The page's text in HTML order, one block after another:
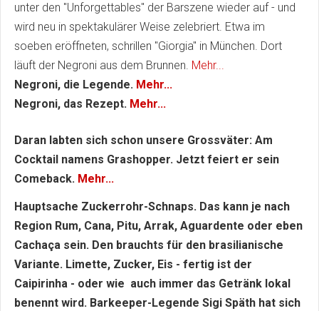
unter den "Unforgettables" der Barszene wieder auf - und
wird neu in spektakulärer Weise zelebriert. Etwa im
soeben eröffneten, schrillen "Giorgia" in München. Dort
läuft der Negroni aus dem Brunnen. Mehr...
Negroni, die Legende. Mehr...
Negroni, das Rezept. Mehr...
Daran labten sich schon unsere Grossväter: Am
Cocktail namens Grashopper. Jetzt feiert er sein
Comeback. Mehr...
Hauptsache Zuckerrohr-Schnaps. Das kann je nach
Region Rum, Cana, Pitu, Arrak, Aguardente oder eben
Cachaça sein. Den brauchts für den brasilianische
Variante. Limette, Zucker, Eis - fertig ist der
Caipirinha - oder wie auch immer das Getränk lokal
benennt wird. Barkeeper-Legende Sigi Späth hat sich